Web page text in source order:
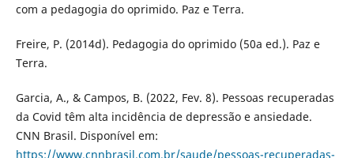
com a pedagogia do oprimido. Paz e Terra.
Freire, P. (2014d). Pedagogia do oprimido (50a ed.). Paz e
Terra.
Garcia, A., & Campos, B. (2022, Fev. 8). Pessoas recuperadas
da Covid têm alta incidência de depressão e ansiedade.
CNN Brasil. Disponível em:
https://www.cnnbrasil.com.br/saude/pessoas-recuperadas-